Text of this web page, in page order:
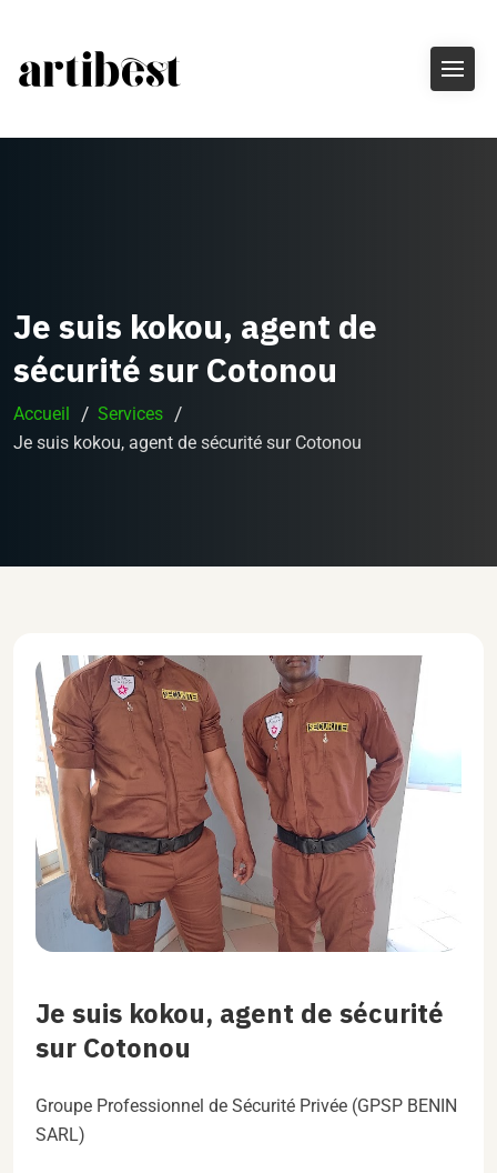
Je suis kokou, agent de
sécurité sur Cotonou
Accueil
Services
Je suis kokou, agent de sécurité sur Cotonou
Je suis kokou, agent de sécurité
sur Cotonou
Groupe Professionnel de Sécurité Privée (GPSP BENIN
SARL)